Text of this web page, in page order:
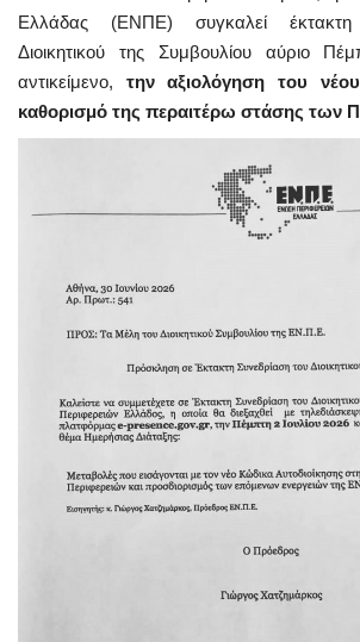
Ελλάδας (ΕΝΠΕ) συγκαλεί
Διοικητικού της Συμβουλίου αύριο
αντικείμενο, την αξιολόγηση του
καθορισμό της περαιτέρω στάσης των